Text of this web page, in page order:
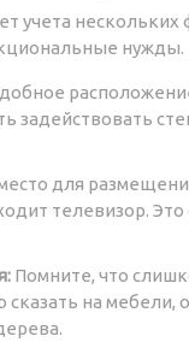
учета нескольких
нужды.
задействовать
для
телевизор. Это
Помните, что
на мебели,